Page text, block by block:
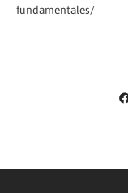
fundamentales/